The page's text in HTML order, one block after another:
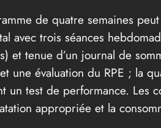
de quatre semaines
avec trois séances
et tenue d’un journal de
une évaluation du RPE ; la
un test de performance.
appropriée et la